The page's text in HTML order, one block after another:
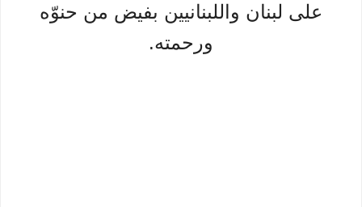
على لبنان واللبنانيين بفيض من حنوّه
ورحمته.